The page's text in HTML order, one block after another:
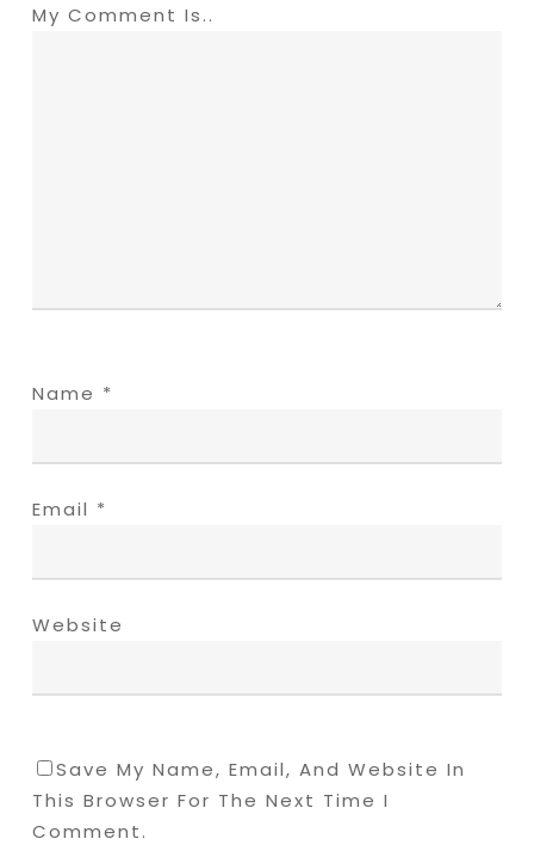
My Comment Is..
Name *
Email *
Website
Save My Name, Email, And Website In
This Browser For The Next Time I
Comment.